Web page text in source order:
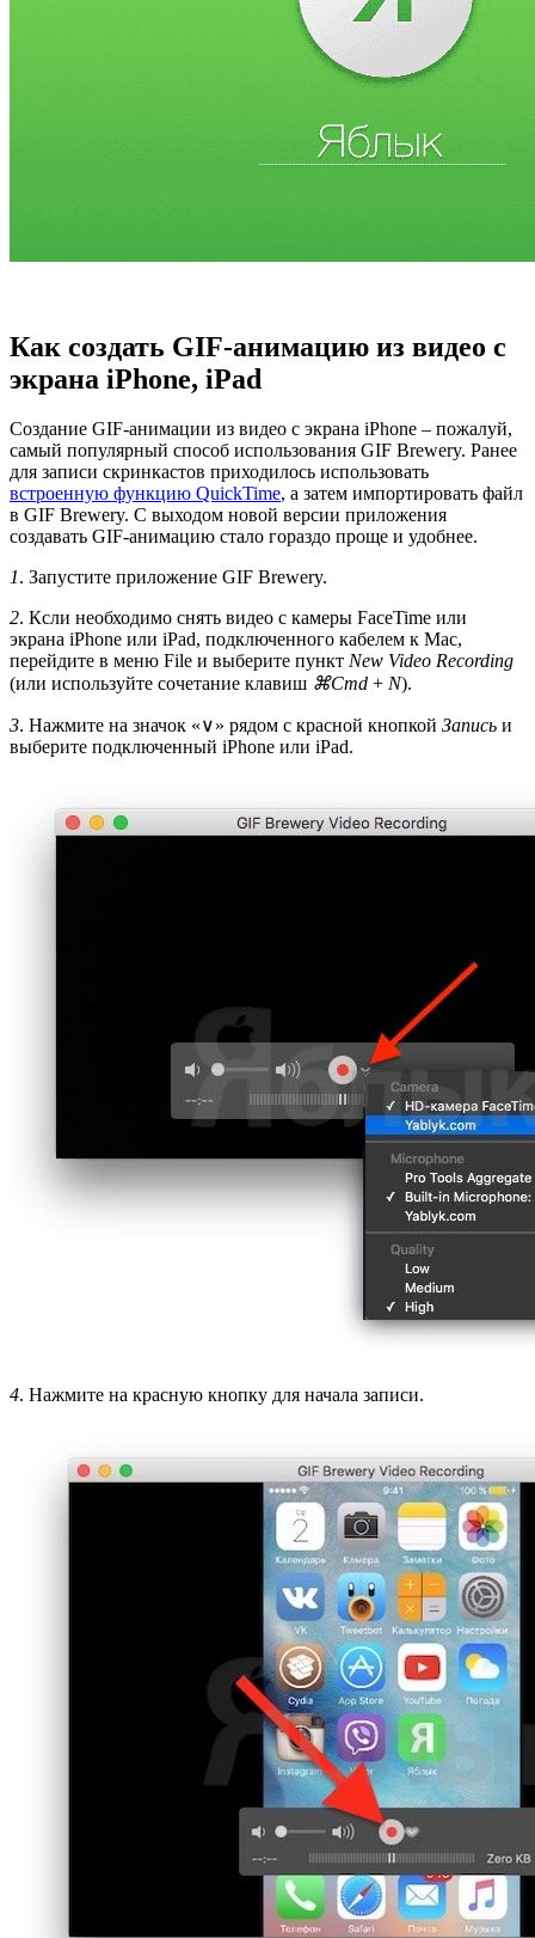
Как создать GIF-анимацию из видео с
экрана iPhone, iPad
Создание GIF-анимации из видео с экрана iPhone – пожалуй,
самый популярный способ использования GIF Brewery. Ранее
для записи скринкастов приходилось использовать
встроенную функцию QuickTime, а затем импортировать файл
в GIF Brewery. С выходом новой версии приложения
создавать GIF-анимацию стало гораздо проще и удобнее.
1. Запустите приложение GIF Brewery.
2. Ксли необходимо снять видео с камеры FaceTime или
экрана iPhone или iPad, подключенного кабелем к Mac,
перейдите в меню File и выберите пункт New Video Recording
(или используйте сочетание клавиш ⌘Cmd + N).
3. Нажмите на значок «∨» рядом с красной кнопкой Запись и
выберите подключенный iPhone или iPad.
4. Нажмите на красную кнопку для начала записи.